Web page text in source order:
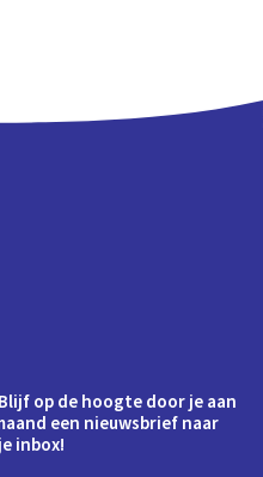
op de hoogte door je aan
een nieuwsbrief naar
inbox!